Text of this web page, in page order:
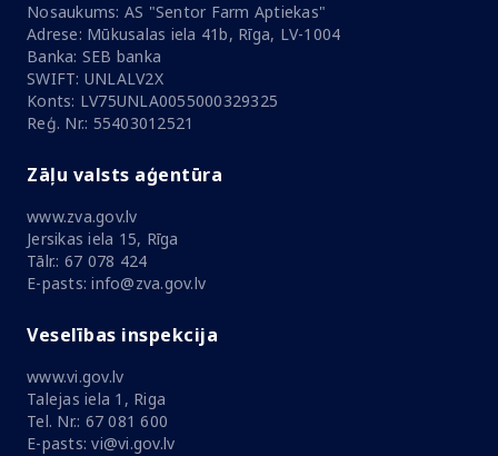
Nosaukums: AS "Sentor Farm Aptiekas"
Adrese: Mūkusalas iela 41b, Rīga, LV-1004
Banka: SEB banka
SWIFT: UNLALV2X
Konts: LV75UNLA0055000329325
Reģ. Nr.: 55403012521
Zāļu valsts aģentūra
www.zva.gov.lv
Jersikas iela 15, Rīga
Tālr.: 67 078 424
E-pasts: info@zva.gov.lv
Veselības inspekcija
www.vi.gov.lv
Talejas iela 1, Riga
Tel. Nr.: 67 081 600
E-pasts: vi@vi.gov.lv